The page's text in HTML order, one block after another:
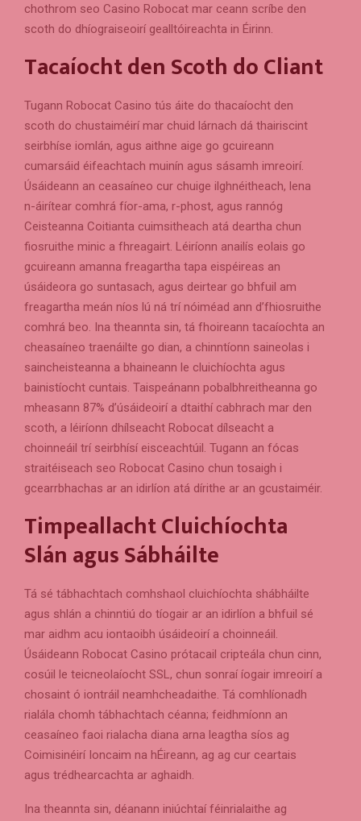
chothrom seo Casino Robocat mar ceann scríbe den
scoth do dhíograiseoirí gealltóireachta in Éirinn.
Tacaíocht den Scoth do Cliant
Tugann Robocat Casino tús áite do thacaíocht den
scoth do chustaiméirí mar chuid lárnach dá thairiscint
seirbhíse iomlán, agus aithne aige go gcuireann
cumarsáid éifeachtach muinín agus sásamh imreoirí.
Úsáideann an ceasaíneo cur chuige ilghnéitheach, lena
n-áirítear comhrá fíor-ama, r-phost, agus rannóg
Ceisteanna Coitianta cuimsitheach atá deartha chun
fiosruithe minic a fhreagairt. Léiríonn anailís eolais go
gcuireann amanna freagartha tapa eispéireas an
úsáideora go suntasach, agus deirtear go bhfuil am
freagartha meán níos lú ná trí nóiméad ann d’fhiosruithe
comhrá beo. Ina theannta sin, tá fhoireann tacaíochta an
cheasaíneo traenáilte go dian, a chinntíonn saineolas i
saincheisteanna a bhaineann le cluichíochta agus
bainistíocht cuntais. Taispeánann pobalbhreitheanna go
mheasann 87% d’úsáideoirí a dtaithí cabhrach mar den
scoth, a léiríonn dhílseacht Robocat dílseacht a
choinneáil trí seirbhísí eisceachtúil. Tugann an fócas
straitéiseach seo Robocat Casino chun tosaigh i
gcearrbhachas ar an idirlíon atá dírithe ar an gcustaiméir.
Timpeallacht Cluichíochta
Slán agus Sábháilte
Tá sé tábhachtach comhshaol cluichíochta shábháilte
agus shlán a chinntiú do tíogair ar an idirlíon a bhfuil sé
mar aidhm acu iontaoibh úsáideoirí a choinneáil.
Úsáideann Robocat Casino prótacail cripteála chun cinn,
cosúil le teicneolaíocht SSL, chun sonraí íogair imreoirí a
chosaint ó iontráil neamhcheadaithe. Tá comhlíonadh
rialála chomh tábhachtach céanna; feidhmíonn an
ceasaíneo faoi rialacha diana arna leagtha síos ag
Coimisinéirí Ioncaim na hÉireann, ag ag cur ceartais
agus trédhearcachta ar aghaidh.
Ina theannta sin, déanann iniúchtaí féinrialaithe ag